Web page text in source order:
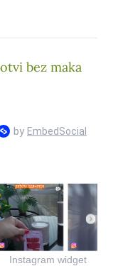
Instagram widget